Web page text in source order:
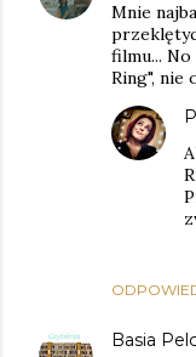
Mnie
filmu...
Ring", nie
Basia